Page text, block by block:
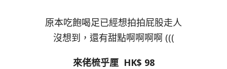
原本吃飽喝足已經想拍拍屁股走人
沒想到，還有甜點啊啊啊啊 (((
來佬梳乎厘 HK$ 98